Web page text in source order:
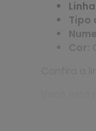
Tipo
Cor: